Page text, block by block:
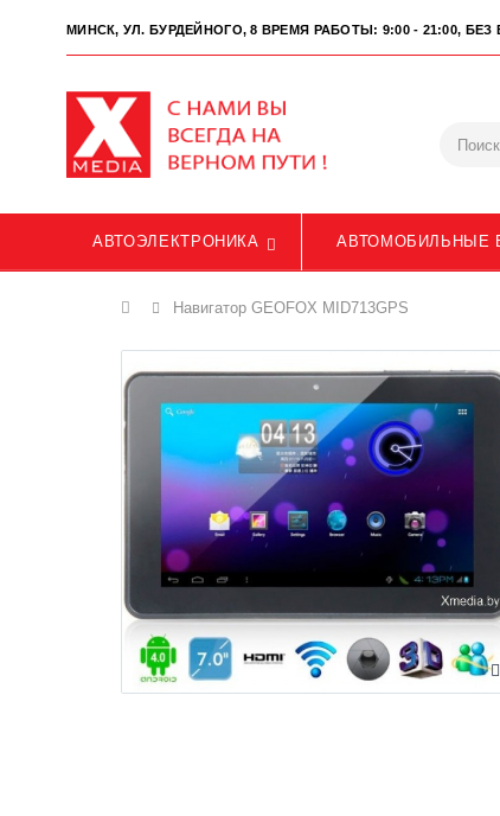
МИНСК, УЛ. БУРДЕЙНОГО, 8 ВРЕМЯ РАБОТЫ: 9:00 - 21:00,
АВТОЭЛЕКТРОНИКА АВТОМОБИЛЬНЫЕ
Главная
Навигатор GEOFOX MID713GPS